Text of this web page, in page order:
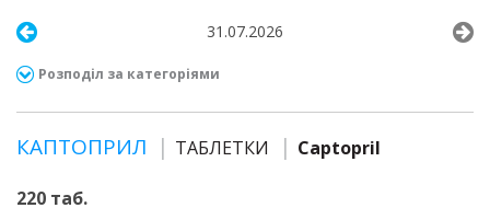
31.07.2026
Розподіл за категоріями
КАПТОПРИЛ ТАБЛЕТКИ Captopril
220 таб.